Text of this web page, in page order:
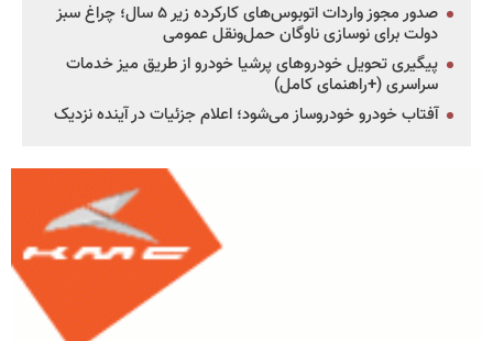
صدور مجوز واردات اتوبوس‌های کارکرده زیر ۵ سال؛ چراغ سبز
دولت برای نوسازی ناوگان حمل‌ونقل عمومی
پیگیری تحویل خودروهای پرشیا خودرو از طریق میز خدمات
سراسری (+راهنمای کامل)
آفتاب خودرو خودروساز می‌شود؛ اعلام جزئیات در آینده نزدیک